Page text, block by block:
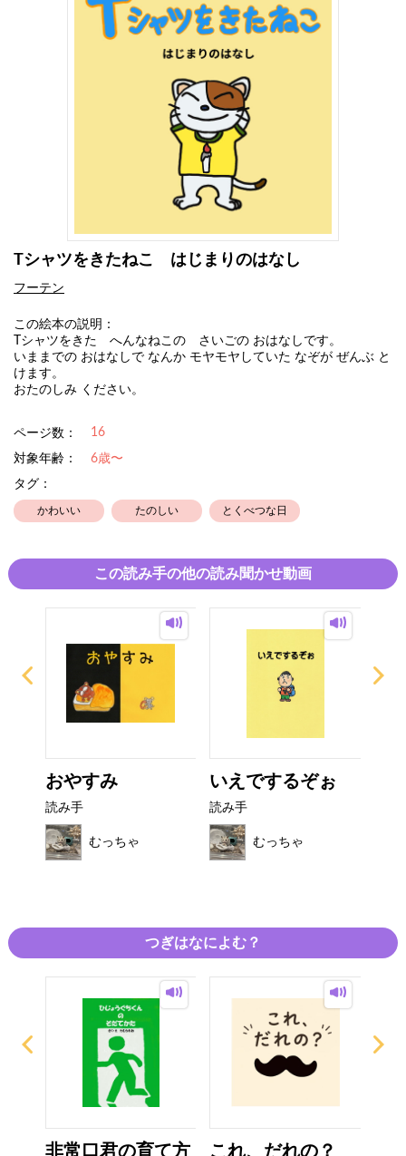
Tシャツをきたねこ はじまりのはなし
フーテン
この絵本の説明：
Tシャツをきた へんなねこの さいごの おはなしです。
いままでの おはなしで なんか モヤモヤしていた なぞが ぜんぶ と
けます。
おたのしみ ください。
ページ数： 16
対象年齢：
6歳〜
タグ：
かわいい たのしい とくべつな日
この読み手の他の読み聞かせ動画
おやすみ
読み手
むっちゃ
いえでするぞぉ
読み手
むっちゃ
つぎはなによむ？
非常口君の育て方 これ、だれの？